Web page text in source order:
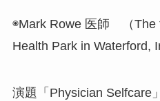
◉Mark Rowe 医師 （The
Health Park in Waterford,
演題「Physician Selfcare」